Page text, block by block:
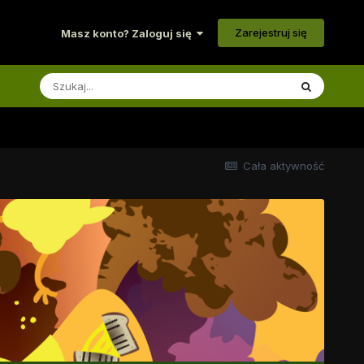
Masz konto? Zaloguj się Zarejestruj się
Cała aktywność